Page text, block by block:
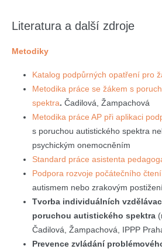
Literatura a další zdroje
Metodiky
Katalog podpůrných opatření pro
Metodika práce se žákem s
spektra. Čadilová, Žampachová
Metodika práce AP při aplikaci
s poruchou autistického spektra
psychickým onemocněním
Standard práce asistenta
Podpora rozvoje počátečního
autismem nebo zrakovým
Tvorba individuálních
poruchou autistického spektra
Čadilová, Žampachová, IPPP
Prevence zvládání